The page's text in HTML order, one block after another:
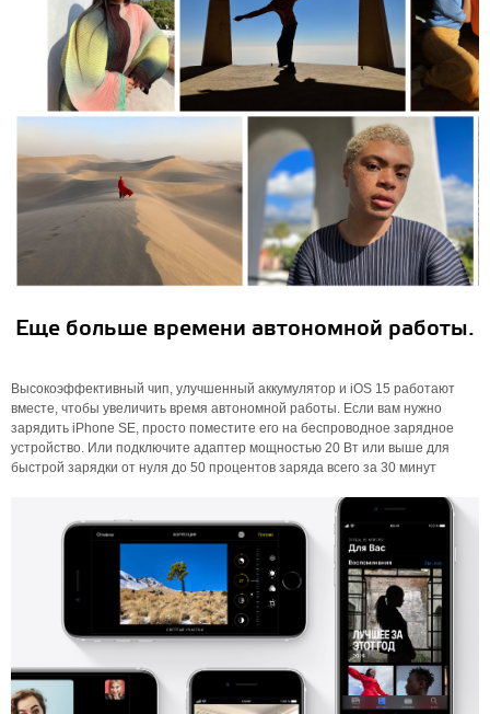
Еще больше времени автономной работы.
Высокоэффективный чип, улучшенный аккумулятор и iOS 15 работают
вместе, чтобы увеличить время автономной работы. Если вам нужно
зарядить iPhone SE, просто поместите его на беспроводное зарядное
устройство. Или подключите адаптер мощностью 20 Вт или выше для
быстрой зарядки от нуля до 50 процентов заряда всего за 30 минут